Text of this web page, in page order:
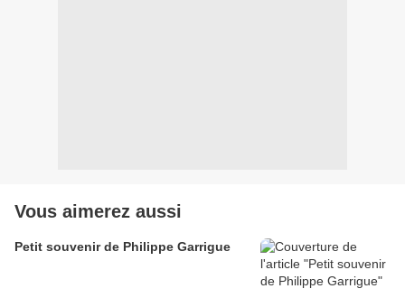
Vous aimerez aussi
Petit souvenir de Philippe Garrigue